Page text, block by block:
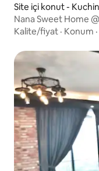
Site içi konut -
Nana Sweet Home
Kalite/fiyat · Konum ·